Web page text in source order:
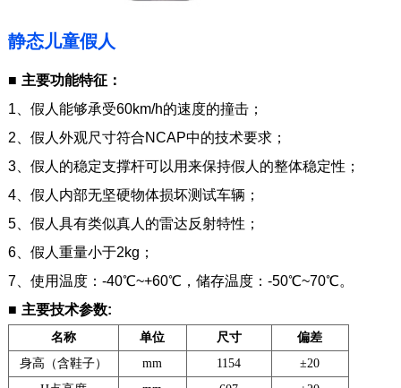
静态儿童假人
■ 主要功能特征：
1、假人能够承受60km/h的速度的撞击；
2、假人外观尺寸符合NCAP中的技术要求；
3、假人的稳定支撑杆可以用来保持假人的整体稳定性；
4、假人内部无坚硬物体损坏测试车辆；
5、假人具有类似真人的雷达反射特性；
6、假人重量小于2kg；
7、使用温度：-40℃~+60℃，储存温度：-50℃~70℃。
■ 主要技术参数:
名称 单位 尺寸
偏差
身高（含鞋子） mm 1154
±20